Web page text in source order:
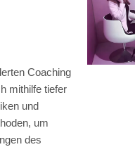
Coaching
mithilfe tiefer
und
um
des